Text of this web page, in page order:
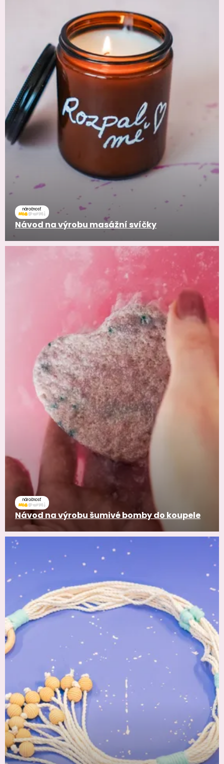
náročnosť
Návod na výrobu masážní svíčky
náročnosť
Návod na výrobu šumivé bomby do koupele